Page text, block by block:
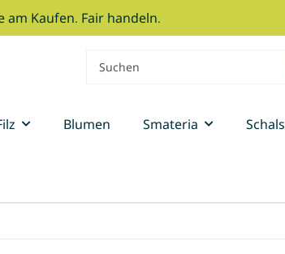
am Kaufen. Fair handeln.
Blumen Smateria Schals